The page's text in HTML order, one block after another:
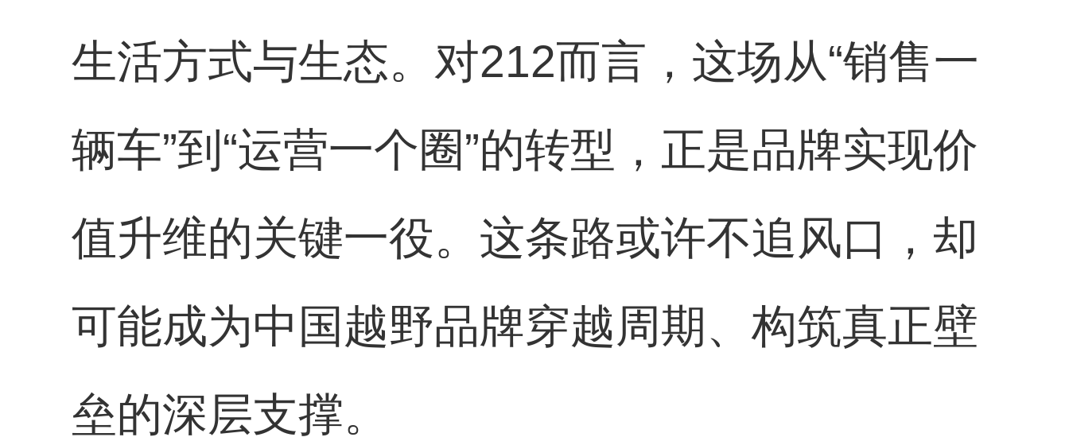
生活方式与生态。对212而言，这场从“销售一
辆车”到“运营一个圈”的转型，正是品牌实现价
值升维的关键一役。这条路或许不追风口，却
可能成为中国越野品牌穿越周期、构筑真正壁
垒的深层支撑。